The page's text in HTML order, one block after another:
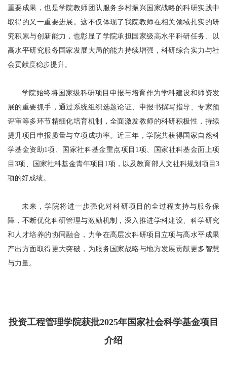
重要成果，也是学院教师团队服务乡村振兴国家战略的科研实践中
取得的又一重要进展。这不仅体现了我院教师在相关领域扎实的研
究积累与创新能力，也彰显了学院承担国家级高水平科研任务、以
高水平研究服务国家发展大局的能力持续增强，科研综合实力与社
会贡献度稳步提升。
学院始终将国家级科研项目申报与培育作为学科建设和师资发
展的重要抓手，通过系统组织选题论证、申报书撰写指导、专家预
评审等多环节精细化培育机制，全面激发教师的科研积极性，持续
提升项目申报质量与立项成功率。近三年，学院共获得国家自然科
学基金资助1项、国家社科基金重点项目1项、国家社科基金面上项
目3项、国家社科基金青年项目1项，以及教育部人文社科规划项目3
项的好成绩。
未来，学院将进一步强化对科研项目的全过程支持与服务保
障，不断优化科研管理与激励机制，深入推进学科建设、科学研究
和人才培养的协同融合，力争在高层次科研项目立项与高水平成果
产出方面取得更大突破，为服务国家战略与地方发展贡献更多智慧
与力量。
投资工程管理学院获批2025年国家社会科学基金项目
介绍